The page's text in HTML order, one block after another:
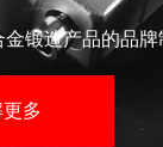
金锻造产品的品牌
多